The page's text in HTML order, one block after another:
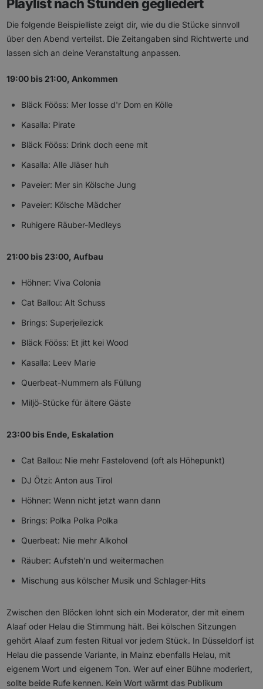
Playlist nach Stunden gegliedert
Die folgende Beispielliste zeigt dir, wie du die Stücke sinnvoll
über den Abend verteilst. Die Zeitangaben sind Richtwerte und
lassen sich an deine Veranstaltung anpassen.
19:00 bis 21:00, Ankommen
Bläck Fööss: Mer losse d'r Dom en Kölle
Kasalla: Pirate
Bläck Fööss: Drink doch eene mit
Kasalla: Alle Jläser huh
Paveier: Mer sin Kölsche Jung
Paveier: Kölsche Mädcher
Ruhigere Räuber-Medleys
21:00 bis 23:00, Aufbau
Höhner: Viva Colonia
Cat Ballou: Alt Schuss
Brings: Superjeilezick
Bläck Fööss: Et jitt kei Wood
Kasalla: Leev Marie
Querbeat-Nummern als Füllung
Miljö-Stücke für ältere Gäste
23:00 bis Ende, Eskalation
Cat Ballou: Nie mehr Fastelovend (oft als Höhepunkt)
DJ Ötzi: Anton aus Tirol
Höhner: Wenn nicht jetzt wann dann
Brings: Polka Polka Polka
Querbeat: Nie mehr Alkohol
Räuber: Aufsteh'n und weitermachen
Mischung aus kölscher Musik und Schlager-Hits
Zwischen den Blöcken lohnt sich ein Moderator, der mit einem
Alaaf oder Helau die Stimmung hält. Bei kölschen Sitzungen
gehört Alaaf zum festen Ritual vor jedem Stück. In Düsseldorf ist
Helau die passende Variante, in Mainz ebenfalls Helau, mit
eigenem Wort und eigenem Ton. Wer auf einer Bühne moderiert,
sollte beide Rufe kennen. Kein Wort wärmt das Publikum